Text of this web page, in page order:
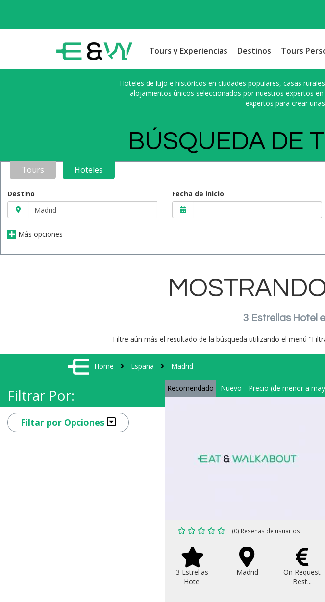
Tours y Experiencias Destinos Tours
Hoteles de lujo e históricos en ciudades populares, casas
alojamientos únicos seleccionados por nuestros expertos
expertos para crear
BÚSQUEDA DE
Tours Hoteles
Destino Fecha de inicio
Más opciones
3 Estrellas Hotel
Filtre aún más el resultado de la búsqueda utilizando el menú
Home España Madrid
Filtrar Por:
Filtar por Opciones
Recomendado Nuevo Precio (de menor a
(0) Reseñas de usuarios
3 Estrellas
Hotel
Madrid
On Request
Best...